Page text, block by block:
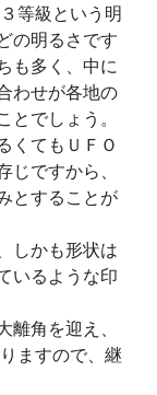
等級という明
の明るさです
も多く、中に
わせが各地の
でしょう。
くてもＵＦＯ
ですから、
とすることが
しかも形状は
いるような印
角を迎え、
ますので、継